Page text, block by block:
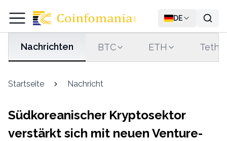
DE
Nachrichten BTC ETH
Startseite Nachricht
Südkoreanischer Kryptosektor
verstärkt sich mit neuen Venture-